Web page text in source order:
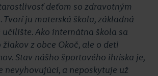
deťom so zdravotným
Tvorí ju materská škola, základná
Ako internátna škola sa
z obce Okoč, ale o deti
Stav nášho športového ihriska je,
nevyhovujúci, a neposkytuje už